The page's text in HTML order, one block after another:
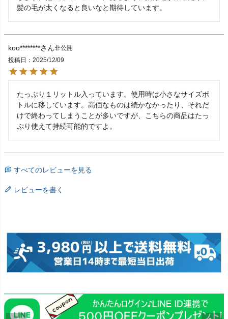
髪の毛が太くなると良いなと期待しています。
koo********
非公開
投稿日
2025/12/09
たっぷり１リットル入っています。使用時は小さなサイズボ
トルに移しています。高価なものは続かなかったり、それだ
けで終わってしまうことが多いですが、こちらの商品はたっ
ぷり使えて持続可能的ですよ。
すべてのレビューを見る
レビューを書く